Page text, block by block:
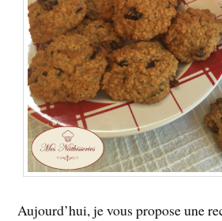
Aujourd’hui, je vous propose une